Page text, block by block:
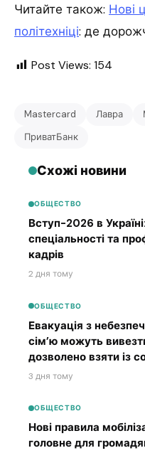
Читайте також: Нові
політехніці: де
Post Views: 154
Mastercard Лавра
ПриватБанк
Схожі новини
ОБЩЕСТВО
Вступ-2026 в
спеціальності та
кадрів
2 дня тому
ОБЩЕСТВО
Евакуація з
сім’ю можуть
дозволено взяти із
3 дня тому
ОБЩЕСТВО
Нові правила
головне для